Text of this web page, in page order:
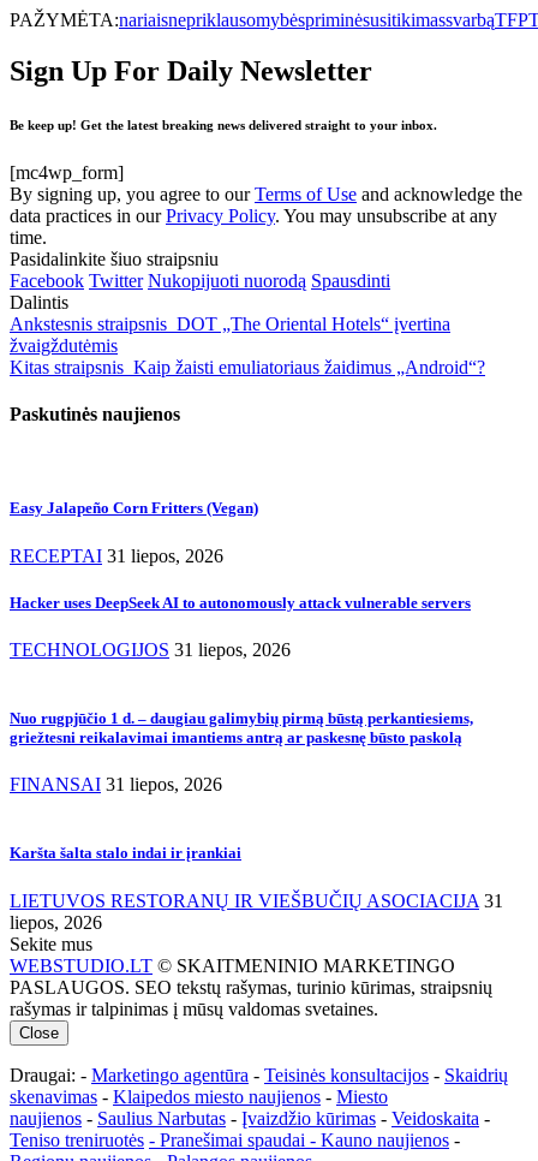
PAŽYMĖTA:nariaisnepriklausomybėspriminėsusitikimassvarbąTFP
Sign Up For Daily Newsletter
Be keep up! Get the latest breaking news delivered straight to your inbox.
[mc4wp_form]
By signing up, you agree to ourTerms of Use and acknowledge the
data practices in ourPrivacy Policy. You may unsubscribe at any
time.
Pasidalinkite šiuo straipsniu
Facebook Twitter Nukopijuoti nuorodą Spausdinti
Dalintis
Ankstesnis straipsnis DOT „The Oriental Hotels“ įvertina
žvaigždutėmis
Kitas straipsnis Kaip žaisti emuliatoriaus žaidimus „Android“?
Paskutinės naujienos
Easy Jalapeño Corn Fritters (Vegan)
RECEPTAI 31 liepos, 2026
Hacker uses DeepSeek AI to autonomously attack vulnerable servers
TECHNOLOGIJOS 31 liepos, 2026
Nuo rugpjūčio 1 d. – daugiau galimybių pirmą būstą perkantiesiems,
griežtesni reikalavimai imantiems antrą ar paskesnę būsto paskolą
FINANSAI 31 liepos, 2026
Karšta šalta stalo indai ir įrankiai
LIETUVOS RESTORANŲ IR VIEŠBUČIŲ ASOCIACIJA 31
liepos, 2026
Sekite mus
WEBSTUDIO.LT © SKAITMENINIO MARKETINGO
PASLAUGOS. SEO tekstų rašymas, turinio kūrimas, straipsnių
rašymas ir talpinimas į mūsų valdomas svetaines.
Close
Draugai: - Marketingo agentūra - Teisinės konsultacijos - Skaidrių
skenavimas - Klaipedos miesto naujienos - Miesto
naujienos - Saulius Narbutas - Įvaizdžio kūrimas - Veidoskaita -
Teniso treniruotės - Pranešimai spaudai - Kauno naujienos -